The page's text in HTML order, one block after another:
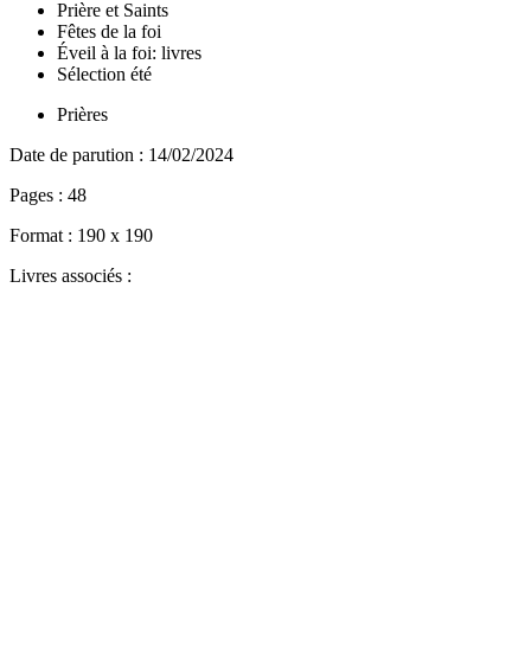
Prière et Saints
Fêtes de la foi
Éveil à la foi: livres
Sélection été
Prières
Date de parution : 14/02/2024
Pages : 48
Format : 190 x 190
Livres associés :